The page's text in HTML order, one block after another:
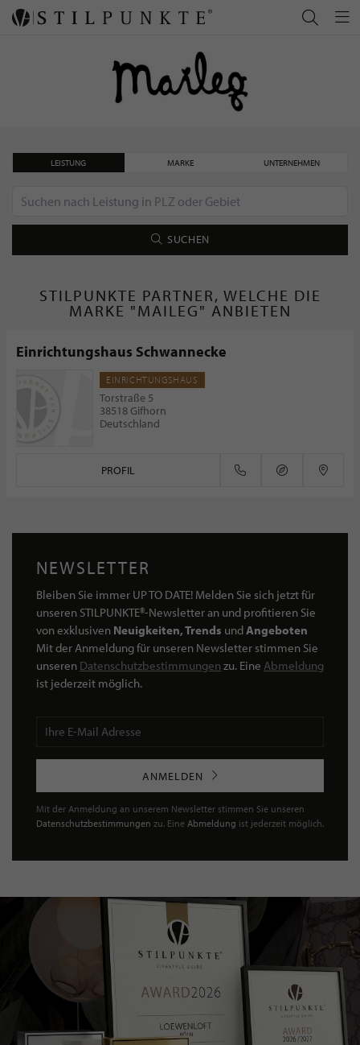
LEISTUNG MARKE UNTERNEHMEN
SUCHEN
STILPUNKTE PARTNER, WELCHE DIE
MARKE "MAILEG" ANBIETEN
Einrichtungshaus Schwannecke
EINRICHTUNGSHAUS
Torstraße 5
38518 Gifhorn
Deutschland
PROFIL
NEWSLETTER
Bleiben Sie immer UP TO DATE! Melden Sie sich jetzt für
unseren STILPUNKTE®-Newsletter an und profitieren Sie
von exklusiven Neuigkeiten, Trends undAngeboten
Mit der Anmeldung für unseren Newsletter stimmen Sie
unseren Datenschutzbestimmungen zu. Eine Abmeldung
ist jederzeit möglich.
ANMELDEN
Mit der Anmeldung an unserem Newsletter stimmen Sie unseren
Datenschutzbestimmungen zu. Eine Abmeldung ist jederzeit möglich.